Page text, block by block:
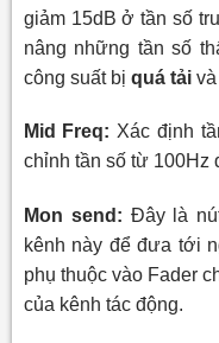
giảm 15dB ở tần số
nâng những tần số
công suất bị quá tảivà
Mid Freq: Xác định
chỉnh tần số từ 100Hz
Mon send: Đây là
kênh này để đưa tới
phụ thuộc vào Fader
của kênh tác động.